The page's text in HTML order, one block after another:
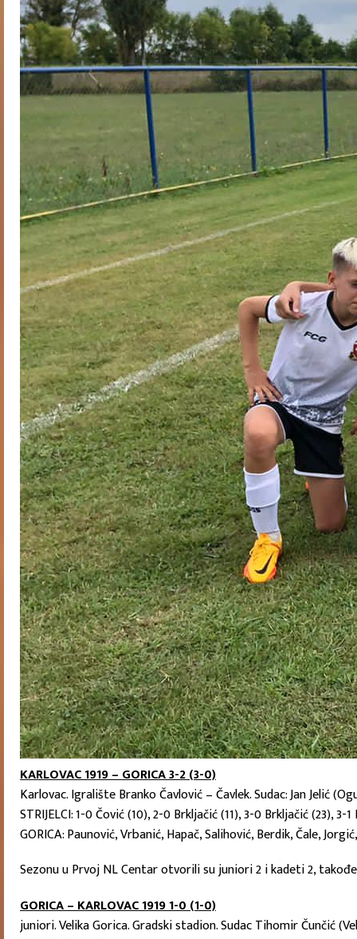
KARLOVAC 1919 – GORICA 3-2 (3-0)
Karlovac. Igralište Branko Čavlović – Čavlek. Sudac: Jan Jelić
STRIJELCI: 1-0 Čović (10), 2-0 Brkljačić (11), 3-0 Brkljačić (23), 3-
GORICA: Paunović, Vrbanić, Hapač, Salihović, Berdik, Čale,
Sezonu u Prvoj NL Centar otvorili su juniori 2 i kadeti 2,
GORICA – KARLOVAC 1919 1-0 (1-0)
juniori. Velika Gorica. Gradski stadion. Sudac Tihomir Čunčić